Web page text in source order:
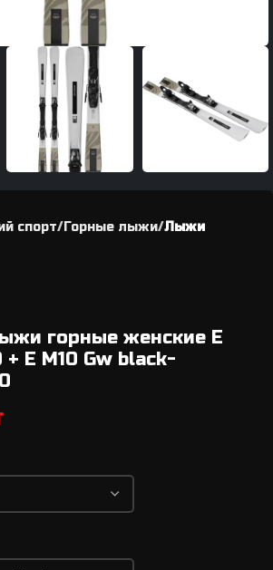
увеличить
спорт Горные лыжи Лыжи
горные женские E
+ E M10 Gw black-